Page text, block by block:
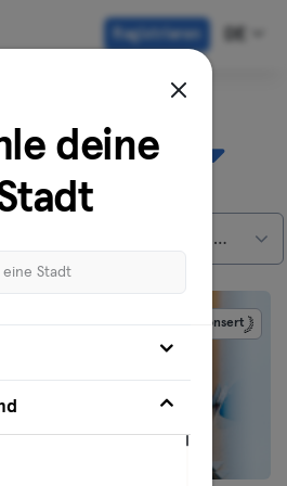
Registrieren
unsere
inBerlin
Max Mitgliedschaft
Gesponsert
deine